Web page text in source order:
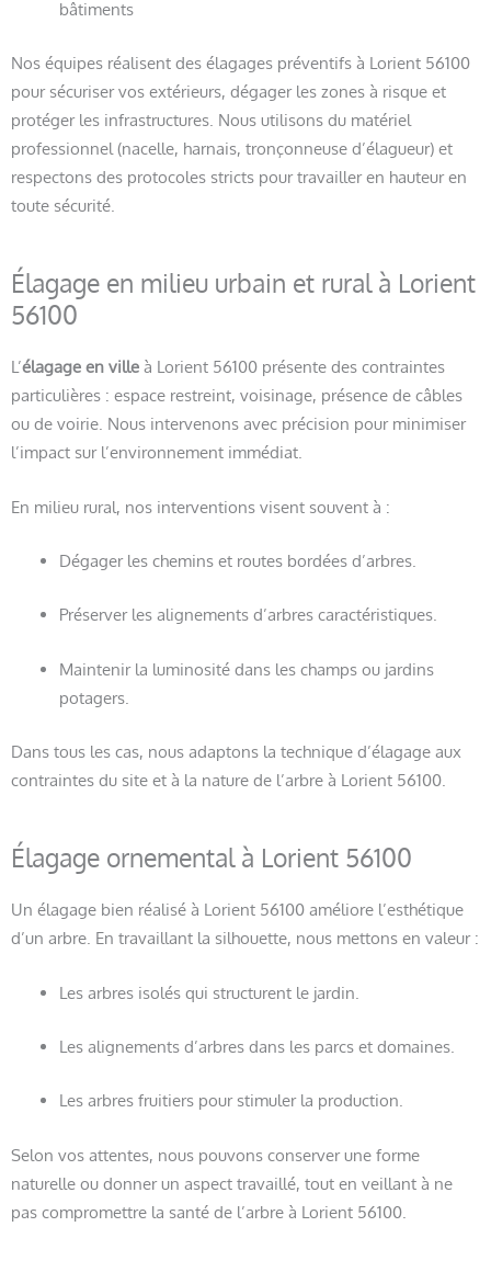
bâtiments
Nos équipes réalisent des élagages préventifs à Lorient 56100
pour sécuriser vos extérieurs, dégager les zones à risque et
protéger les infrastructures. Nous utilisons du matériel
professionnel (nacelle, harnais, tronçonneuse d’élagueur) et
respectons des protocoles stricts pour travailler en hauteur en
toute sécurité.
Élagage en milieu urbain et rural à Lorient
56100
L’élagage en ville à Lorient 56100 présente des contraintes
particulières : espace restreint, voisinage, présence de câbles
ou de voirie. Nous intervenons avec précision pour minimiser
l’impact sur l’environnement immédiat.
En milieu rural, nos interventions visent souvent à :
Dégager les chemins et routes bordées d’arbres.
Préserver les alignements d’arbres caractéristiques.
Maintenir la luminosité dans les champs ou jardins
potagers.
Dans tous les cas, nous adaptons la technique d’élagage aux
contraintes du site et à la nature de l’arbre à Lorient 56100.
Élagage ornemental à Lorient 56100
Un élagage bien réalisé à Lorient 56100 améliore l’esthétique
d’un arbre. En travaillant la silhouette, nous mettons en valeur :
Les arbres isolés qui structurent le jardin.
Les alignements d’arbres dans les parcs et domaines.
Les arbres fruitiers pour stimuler la production.
Selon vos attentes, nous pouvons conserver une forme
naturelle ou donner un aspect travaillé, tout en veillant à ne
pas compromettre la santé de l’arbre à Lorient 56100.